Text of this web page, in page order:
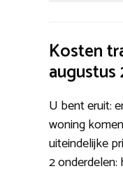
Kosten
augustus
U bent eruit:
woning
uiteindelijke
2 onderdelen: